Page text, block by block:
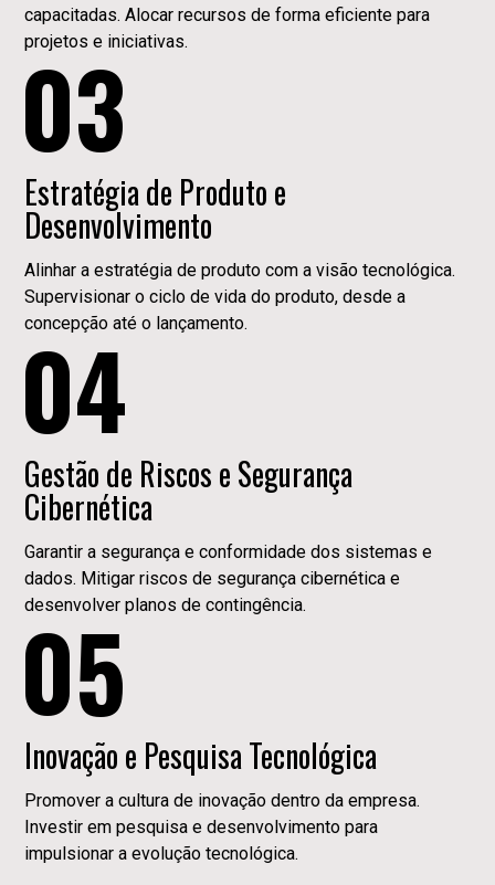
capacitadas. Alocar recursos de forma eficiente para
projetos e iniciativas.
03
Estratégia de Produto e
Desenvolvimento
Alinhar a estratégia de produto com a visão tecnológica.
Supervisionar o ciclo de vida do produto, desde a
concepção até o lançamento.
04
Gestão de Riscos e Segurança
Cibernética
Garantir a segurança e conformidade dos sistemas e
dados. Mitigar riscos de segurança cibernética e
desenvolver planos de contingência.
05
Inovação e Pesquisa Tecnológica
Promover a cultura de inovação dentro da empresa.
Investir em pesquisa e desenvolvimento para
impulsionar a evolução tecnológica.